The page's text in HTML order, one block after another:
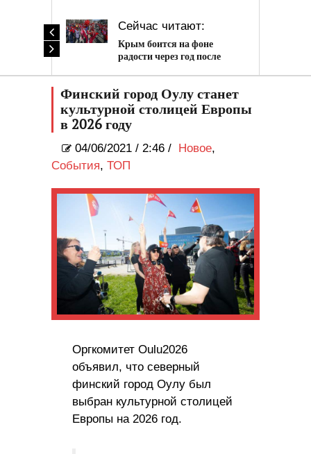
Сейчас читают:
Крым боится на фоне
радости через год после
Финский город Оулу станет
культурной столицей Европы
в 2026 году
04/06/2021 / 2:46 / Новое,
События, ТОП
Оргкомитет Oulu2026
объявил, что северный
финский город Оулу был
выбран культурной столицей
Европы на 2026 год.